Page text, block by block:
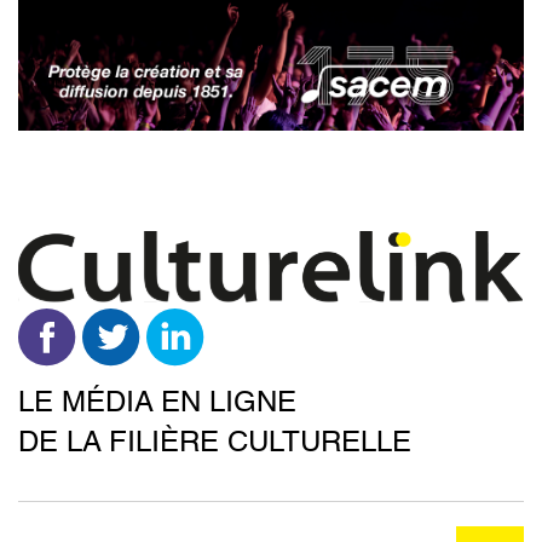
contenu
principal
LE MÉDIA EN LIGNE
DE LA FILIÈRE CULTURELLE